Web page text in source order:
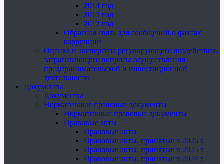
2014 год
2013 год
2012 год
Обратная связь для сообщений о фактах
коррупции
Оценка и экспертиза регулирующего воздействия,
затрагивающего вопросы осуществления
предпринимательской и инвестиционной
деятельности
Документы
Документы
Нормативные правовые документы
Нормативные правовые документы
Правовые акты
Правовые акты
Правовые акты, принятые в 2026 г.
Правовые акты, принятые в 2025 г.
Правовые акты, принятые в 2024 г.